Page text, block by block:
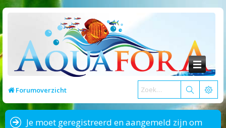
Forumoverzicht
Je moet geregistreerd en aangemeld zijn om